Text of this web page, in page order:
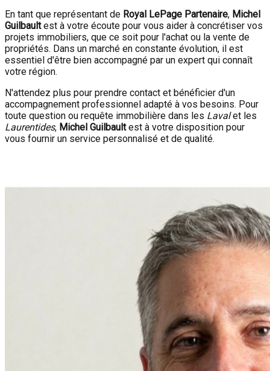
En tant que représentant de Royal LePage Partenaire, Michel
Guilbaultest à votre écoute pour vous aider à concrétiser vos
projets immobiliers, que ce soit pour l'achat ou la vente de
propriétés. Dans un marché en constante évolution, il est
essentiel d'être bien accompagné par un expert qui connaît
votre région.
N'attendez plus pour prendre contact et bénéficier d'un
accompagnement professionnel adapté à vos besoins. Pour
toute question ou requête immobilière dans les Lavalet les
Laurentides, Michel Guilbaultest à votre disposition pour
vous fournir un service personnalisé et de qualité.